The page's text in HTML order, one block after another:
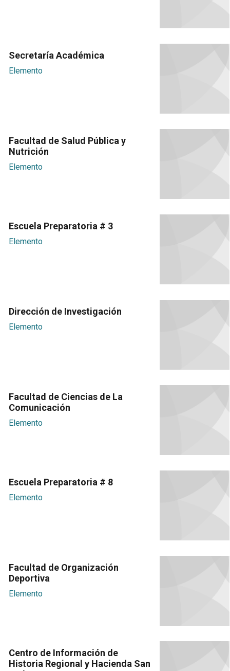
Secretaría Académica
Elemento
Facultad de Salud Pública y
Nutrición
Elemento
Escuela Preparatoria # 3
Elemento
Dirección de Investigación
Elemento
Facultad de Ciencias de La
Comunicación
Elemento
Escuela Preparatoria # 8
Elemento
Facultad de Organización
Deportiva
Elemento
Centro de Información de
Historia Regional y Hacienda San